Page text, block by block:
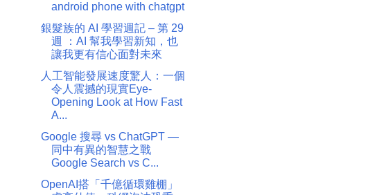
android phone with chatgpt
銀髮族的 AI 學習週記 – 第 29
週 ：AI 幫我學習新知，也
讓我更有信心面對未來
人工智能發展速度驚人：一個
令人震撼的現實Eye-
Opening Look at How Fast
A...
Google 搜尋 vs ChatGPT —
同中有異的智慧之戰
Google Search vs C...
OpenAI搭「千億循環雞棚」